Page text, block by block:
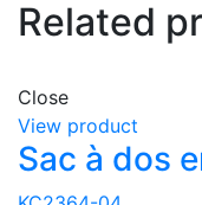
Related
Close
View product
Sac à dos